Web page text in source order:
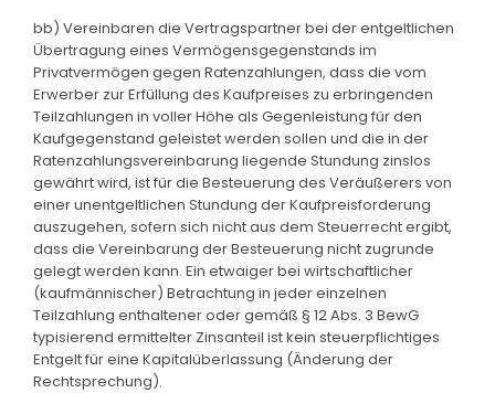
bb) Vereinbaren die Vertragspartner bei der entgeltlichen
Übertragung eines Vermögensgegenstands im
Privatvermögen gegen Ratenzahlungen, dass die vom
Erwerber zur Erfüllung des Kaufpreises zu erbringenden
Teilzahlungen in voller Höhe als Gegenleistung für den
Kaufgegenstand geleistet werden sollen und die in der
Ratenzahlungsvereinbarung liegende Stundung zinslos
gewährt wird, ist für die Besteuerung des Veräußerers von
einer unentgeltlichen Stundung der Kaufpreisforderung
auszugehen, sofern sich nicht aus dem Steuerrecht ergibt,
dass die Vereinbarung der Besteuerung nicht zugrunde
gelegt werden kann. Ein etwaiger bei wirtschaftlicher
(kaufmännischer) Betrachtung in jeder einzelnen
Teilzahlung enthaltener oder gemäß § 12 Abs. 3 BewG
typisierend ermittelter Zinsanteil ist kein steuerpflichtiges
Entgelt für eine Kapitalüberlassung (Änderung der
Rechtsprechung).